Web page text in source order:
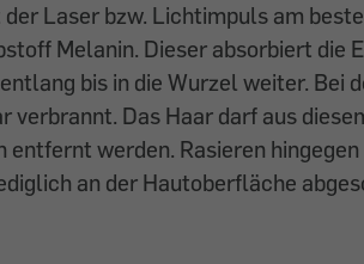
Laser bzw. Lichtimpuls am
Melanin. Dieser absorbiert die
bis in die Wurzel weiter. Bei
verbrannt. Das Haar darf aus
entfernt werden. Rasieren
an der Hautoberfläche